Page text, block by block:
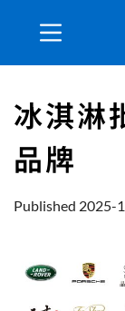
冰淇淋
品牌
Published 2025-